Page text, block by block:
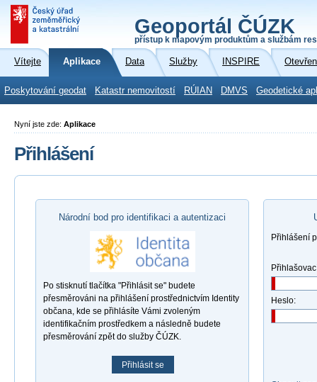
Geoportál ČÚZK
přístup k mapovým produktům a službám
Vítejte Aplikace Data Služby INSPIRE
Poskytování geodat Katastr nemovitostí RÚIAN DMVS Geodetické
Nyní jste zde: Aplikace
Přihlášení
Národní bod pro identifikaci a autentizaci
Po stisknutí tlačítka "Přihlásit se" budete
přesměrováni na přihlášení prostřednictvím Identity
občana, kde se přihlásíte Vámi zvoleným
identifikačním prostředkem a následně budete
přesměrování zpět do služby ČÚZK.
Přihlásit se
Přihlášení
Heslo: